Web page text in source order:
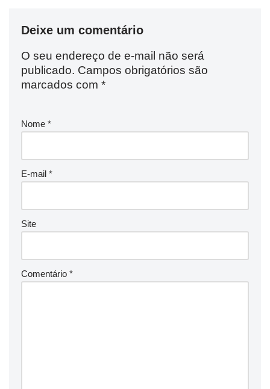
Deixe um comentário
O seu endereço de e-mail não será
publicado. Campos obrigatórios são
marcados com *
Nome *
E-mail *
Site
Comentário *